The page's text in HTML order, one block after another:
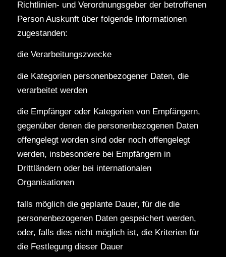
Richtlinien- und Verordnungsgeber der betroffenen
Person Auskunft über folgende Informationen
zugestanden:
die Verarbeitungszwecke
die Kategorien personenbezogener Daten, die
verarbeitet werden
die Empfänger oder Kategorien von Empfängern,
gegenüber denen die personenbezogenen Daten
offengelegt worden sind oder noch offengelegt
werden, insbesondere bei Empfängern in
Drittländern oder bei internationalen
Organisationen
falls möglich die geplante Dauer, für die die
personenbezogenen Daten gespeichert werden,
oder, falls dies nicht möglich ist, die Kriterien für
die Festlegung dieser Dauer